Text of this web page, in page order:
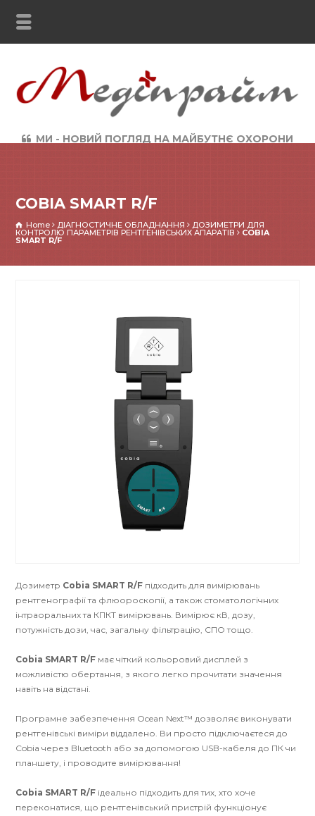
МИ - НОВИЙ ПОГЛЯД НА МАЙБУТНЄ ОХОРОНИ
COBIA SMART R/F
Home ДІАГНОСТИЧНЕ ОБЛАДНАННЯ ДОЗИМЕТРИ ДЛЯ
КОНТРОЛЮ ПАРАМЕТРІВ РЕНТГЕНІВСЬКИХ АПАРАТІВ COBIA
SMART R/F
Дозиметр Cobia SMART R/F підходить для вимірювань
рентгенографії та флюороскопії, а також стоматологічних
інтраоральних та КПКТ вимірювань. Вимірює кВ, дозу,
потужність дози, час, загальну фільтрацію, СПО тощо.
Cobia SMART R/F має чіткий кольоровий дисплей з
можливістю обертання, з якого легко прочитати значення
навіть на відстані.
Програмне забезпечення Ocean Next™ дозволяє виконувати
рентгенівські виміри віддалено. Ви просто підключаєтеся до
Cobia через Bluetooth або за допомогою USB-кабеля до ПК чи
планшету, і проводите вимірювання!
Cobia SMART R/F ідеально підходить для тих, хто хоче
переконатися, що рентгенівський пристрій функціонує